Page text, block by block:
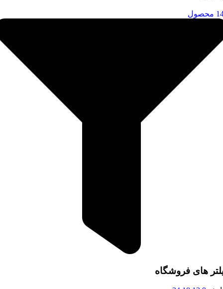
محصول
های فروشگاه